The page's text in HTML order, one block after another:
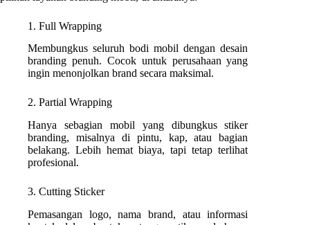
1. Full Wrapping
Membungkus seluruh bodi mobil dengan desain
branding penuh. Cocok untuk perusahaan yang
ingin menonjolkan brand secara maksimal.
2. Partial Wrapping
Hanya sebagian mobil yang dibungkus stiker
branding, misalnya di pintu, kap, atau bagian
belakang. Lebih hemat biaya, tapi tetap terlihat
profesional.
3. Cutting Sticker
Pemasangan logo, nama brand, atau informasi